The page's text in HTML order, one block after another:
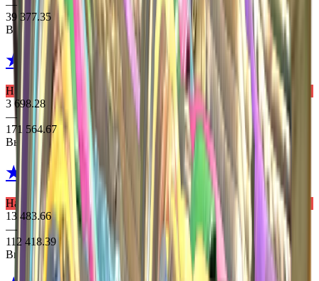
—
39 377.35
Выпадает из 2 кейсів
★ Hand Wraps Duct Tape
Надзвичайне Рукавички
3 698.28
—
171 564.67
Выпадает из 2 кейсів
★ Hand Wraps Cobalt Skulls
Надзвичайне Рукавички
13 483.66
—
112 418.39
Выпадает из 2 кейсів